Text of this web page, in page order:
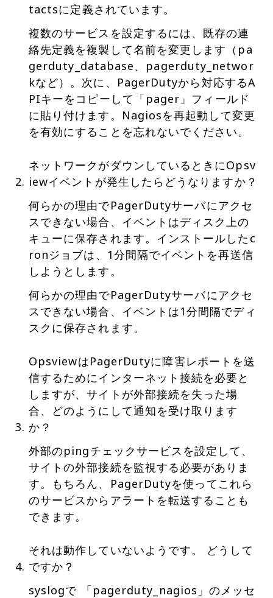
tactsに定義されています。
複数のサービスを設定するには、既存の連
絡先定義を複製して名前を変更します（pa
gerduty_database、pagerduty_networ
kなど）。次に、PagerDutyから対応するA
PIキーをコピーして「pager」フィールド
に貼り付けます。Nagiosを再起動して変更
を有効にすることを忘れないでください。
ネットワークがダウンしているときにOpsv
iewイベントが発生したらどうなりますか？
何らかの理由でPagerDutyサーバにアクセ
スできない場合、イベントはディスク上の
キューに保存されます。インストールしたc
ronジョブは、1分間隔でイベントを再送信
しようとします。
何らかの理由でPagerDutyサーバにアクセ
スできない場合、イベントは1分間隔でディ
スクに保存されます。
OpsviewはPagerDutyに障害レポートを送
信するためにインターネット接続を必要と
しますが、サイトが外部接続を失った場
合、どのようにして通知を受け取ります
か？
外部のpingチェックサービスを設定して、
サイトの外部接続を監視する必要がありま
す。もちろん、PagerDutyを使ってこれら
のサービスからアラートを転送することも
できます。
それは動作していないようです。 どうして
ですか？
syslogで 「pagerduty_nagios」のメッセ